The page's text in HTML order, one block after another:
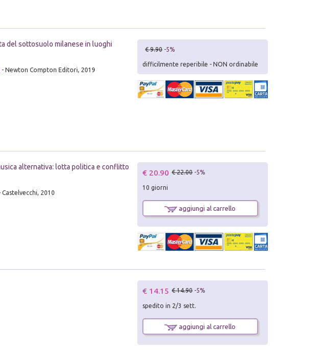
del sottosuolo milanese in luoghi
- Newton Compton Editori, 2019
€ 9.90 -5%
difficilmente reperibile - NON ordinabile
alternativa: lotta politica e conflitto
Castelvecchi, 2010
€ 20.90 € 22.00 -5%
10 giorni
aggiungi al carrello
€ 14.15 € 14.90 -5%
spedito in 2/3 sett.
aggiungi al carrello